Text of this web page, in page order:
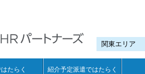
たらく 紹介予定派遣ではたらく